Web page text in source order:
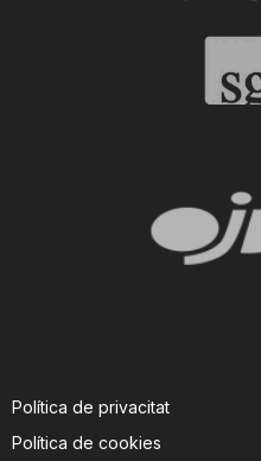
Política de privacitat
Política de cookies